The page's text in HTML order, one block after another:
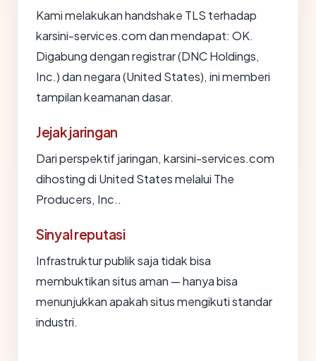
Kami melakukan handshake TLS terhadap
karsini-services.com dan mendapat: OK.
Digabung dengan registrar (DNC Holdings,
Inc.) dan negara (United States), ini memberi
tampilan keamanan dasar.
Jejak jaringan
Dari perspektif jaringan, karsini-services.com
dihosting di United States melalui The
Producers, Inc..
Sinyal reputasi
Infrastruktur publik saja tidak bisa
membuktikan situs aman — hanya bisa
menunjukkan apakah situs mengikuti standar
industri.